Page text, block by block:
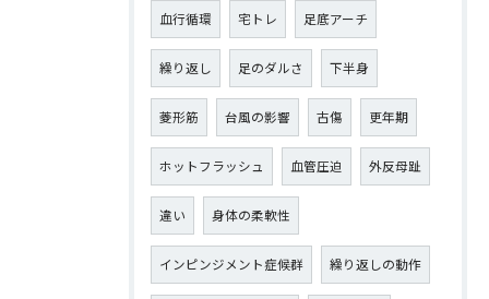
血行循環 宅トレ 足底アーチ
繰り返し 足のダルさ 下半身
菱形筋 台風の影響 古傷 更年期
ホットフラッシュ 血管圧迫 外反母趾
違い 身体の柔軟性
インピンジメント症候群 繰り返しの動作